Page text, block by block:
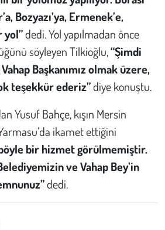
Bozyazı’ya, Ermenek’e,
yol”dedi. Yol yapılmadan önce
söyleyen Tilkioğlu,“Şimdi
Başkanımız olmak üzere,
teşekkür ederiz”diye konuştu.
Yusuf Bahçe, kışın Mersin
ikamet ettiğini
bir hizmet görülmemiştir.
ve Vahap Bey’in
dedi.